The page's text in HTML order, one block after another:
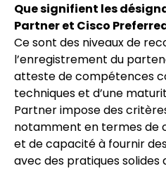
Que signifient les
Partner et Cisco
Ce sont des niveaux de
l’enregistrement du
atteste de compétences
techniques et d’une
Partner impose des
notamment en termes de
et de capacité à fournir
avec des pratiques solides